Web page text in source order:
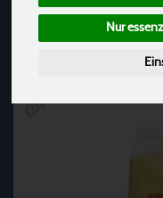
Nur
Hersteller